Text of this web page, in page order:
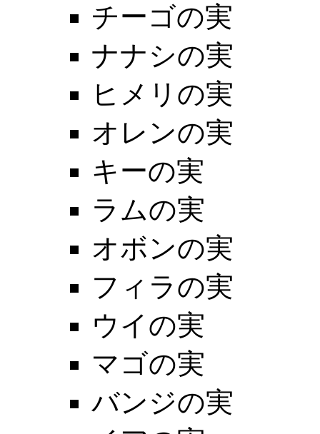
チーゴの実
ナナシの実
ヒメリの実
オレンの実
キーの実
ラムの実
オボンの実
フィラの実
ウイの実
マゴの実
バンジの実